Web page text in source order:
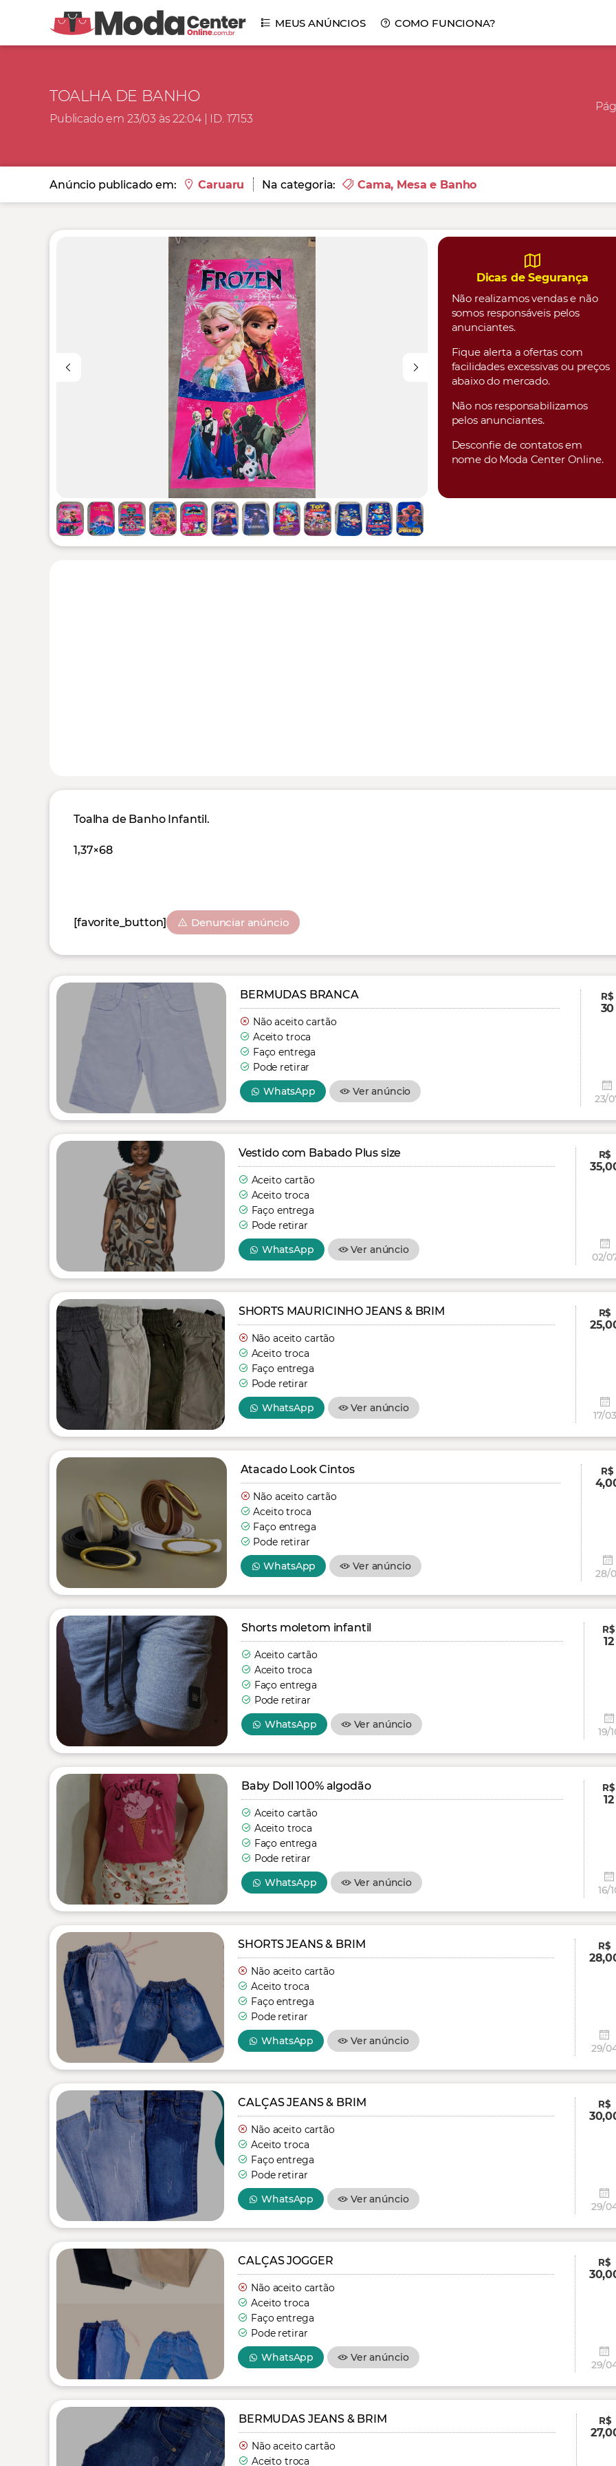
MEUS ANÚNCIOS COMO FUNCIONA?
TOALHA DE BANHO
Publicado em 23/03 às 22:04 | ID. 17153
Anúncio publicado em: Caruaru Na categoria: Cama, Mesa e Banho
Dicas de Segurança
Não realizamos vendas e não
somos responsáveis pelos
anunciantes.
Fique alerta a ofertas com
facilidades excessivas ou preços
abaixo do mercado.
Não nos responsabilizamos
pelos anunciantes.
Desconfie de contatos em
nome do Moda Center Online.
Toalha de Banho Infantil.
1,37×68
[favorite_button] Denunciar anúncio
BERMUDAS BRANCA
Não aceito cartão
Aceito troca
Faço entrega
Pode retirar
WhatsApp
Ver anúncio
R$
30
23/
Vestido com Babado Plus size
Aceito cartão
Aceito troca
Faço entrega
Pode retirar
WhatsApp
Ver anúncio
R$
02/
SHORTS MAURICINHO JEANS & BRIM
Não aceito cartão
Aceito troca
Faço entrega
Pode retirar
WhatsApp
Ver anúncio
R$
17/03
Atacado Look Cintos
Não aceito cartão
Aceito troca
Faço entrega
Pode retirar
WhatsApp
Ver anúncio
R$
28/
Shorts moletom infantil
Aceito cartão
Aceito troca
Faço entrega
Pode retirar
WhatsApp
Ver anúncio
R$
12
19/
Baby Doll 100% algodão
Aceito cartão
Aceito troca
Faço entrega
Pode retirar
WhatsApp
Ver anúncio
R$
12
16/
SHORTS JEANS & BRIM
Não aceito cartão
Aceito troca
Faço entrega
Pode retirar
WhatsApp
Ver anúncio
R$
29/
CALÇAS JEANS & BRIM
Não aceito cartão
Aceito troca
Faço entrega
Pode retirar
WhatsApp
Ver anúncio
R$
29/
CALÇAS JOGGER
Não aceito cartão
Aceito troca
Faço entrega
Pode retirar
WhatsApp
Ver anúncio
R$
29/
BERMUDAS JEANS & BRIM
Não aceito cartão
Aceito troca
R$